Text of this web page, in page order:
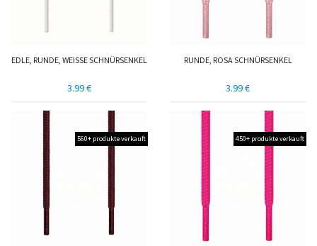
EDLE, RUNDE, WEISSE SCHNÜRSENKEL
3.99 €
RUNDE, ROSA SCHNÜRSENKEL
3.99 €
560+ produkte verkauft 450+ produkte verkauft